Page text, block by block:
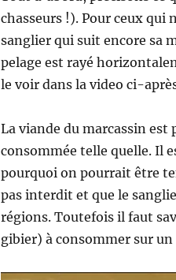
chasseurs !). Pour ceux qui
sanglier qui suit encore sa
pelage est rayé
le voir dans la video ci-
La viande du marcassin
consommée telle quelle. Il
pourquoi on pourrait être
pas interdit et que le
régions. Toutefois il faut
gibier) à consommer sur